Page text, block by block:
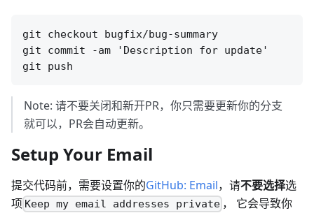
git checkout bugfix/bug-summary
git commit -am 'Description for update'
Note: 请不要关闭和新开PR，你只需要更新你的分支
就可以，PR会自动更新。
Setup Your Email
提交代码前，需要设置你的GitHub: Email，请不要选择选
项 Keep my email addresses private ， 它会导致你